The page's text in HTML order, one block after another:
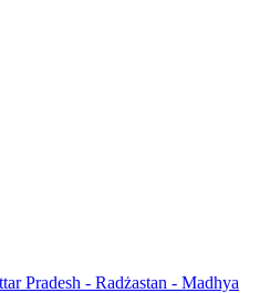
Pradesh - Radżastan - Madhya